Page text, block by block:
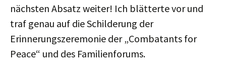
nächsten Absatz weiter! Ich blätterte vor und
traf genau auf die Schilderung der
Erinnerungszeremonie der „Combatants for
Peace“ und des Familienforums.